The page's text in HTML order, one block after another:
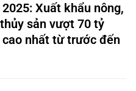
Xuất khẩu nông,
sản vượt 70 tỷ
cao nhất từ trước đến